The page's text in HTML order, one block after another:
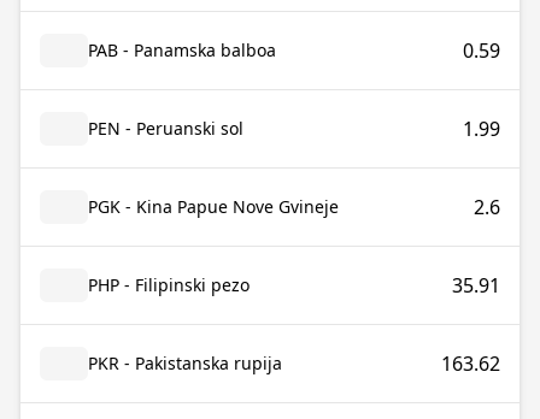
PAB - Panamska balboa 0.59
PEN - Peruanski sol 1.99
PGK - Kina Papue Nove Gvineje 2.6
PHP - Filipinski pezo 35.91
PKR - Pakistanska rupija 163.62